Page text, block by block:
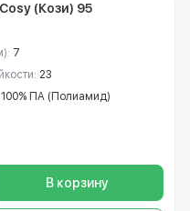
(Кози) 95
7
23
100% ПА (Полиамид)
В корзину